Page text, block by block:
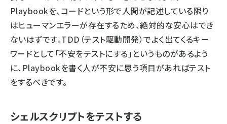
Playbookを、コードという形で人間が記述している限り
はヒューマンエラーが存在するため、絶対的な安心はでき
ないはずです。TDD（テスト駆動開発）でよく出てくるキー
ワードとして「不安をテストにする」というものがあるよう
に、Playbookを書く人が不安に思う項目があればテスト
をするべきです。
シェルスクリプトをテストする